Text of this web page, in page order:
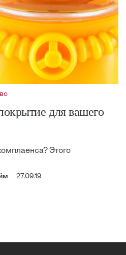
для вашего
Этого
27.09.19